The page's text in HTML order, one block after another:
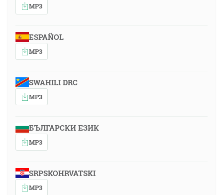
MP3
ESPAÑOL
MP3
SWAHILI DRC
MP3
БЪЛГАРСКИ ЕЗИК
MP3
SRPSKOHRVATSKI
MP3